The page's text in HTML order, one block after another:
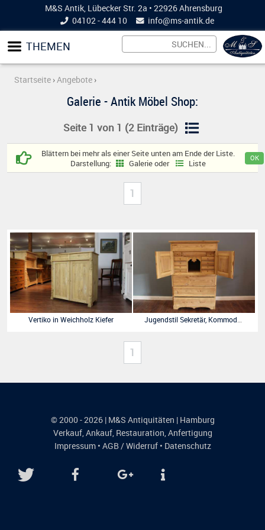
M&S Antik, Lübecker Str. 2a • 22926 Ahrensburg
04102 - 444 10
info@ms-antik.de
THEMEN
Startseite ›Angebote ›
Galerie - Antik Möbel Shop:
Seite 1 von 1 (2 Einträge)
Blättern bei mehr als einer Seite unten am Ende der Liste.
Darstellung:
Galerie oder Liste
1
Vertiko in Weichholz Kiefer
1
© 2000 - 2026 | M&S Antiquitäten | Hamburg
Verkauf,Ankauf, Restauration,Anfertigung
Impressum• AGB / Widerruf• Datenschutz